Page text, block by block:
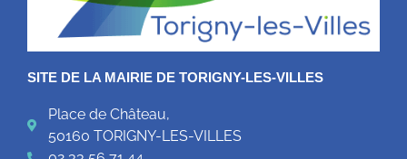
SITE DE LA MAIRIE DE TORIGNY-LES-VILLES
Place de Château,
50160 TORIGNY-LES-VILLES